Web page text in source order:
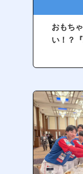
おもち
い！？